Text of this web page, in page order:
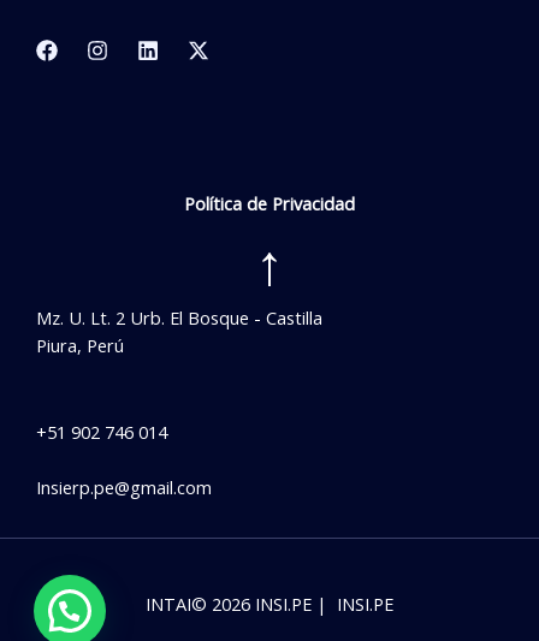
Política de Privacidad
↑
Mz. U. Lt. 2 Urb. El Bosque - Castilla
Piura, Perú
+51 902 746 014
Insierp.pe@gmail.com
INTAI© 2026 INSI.PE | INSI.PE